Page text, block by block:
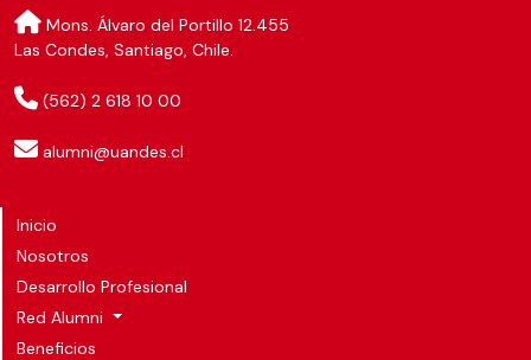
Mons. Álvaro del Portillo 12.455
Las Condes, Santiago, Chile.
(562) 2 618 10 00
alumni@uandes.cl
Inicio
Nosotros
Desarrollo Profesional
Red Alumni
Beneficios